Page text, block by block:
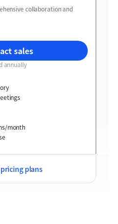
collaboration and
sales
annually
month
plans